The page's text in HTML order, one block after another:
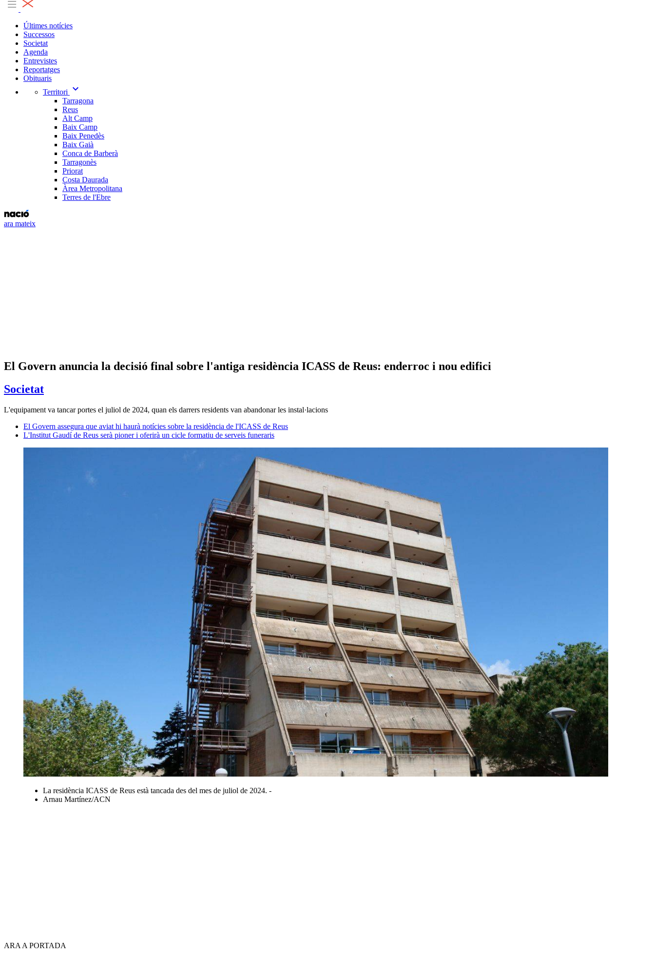
Últimes notícies
Successos
Societat
Agenda
Entrevistes
Reportatges
Obituaris
Territori
expand_more
Tarragona
Reus
Alt Camp
Baix Camp
Baix Penedès
Baix Gaià
Conca de Barberà
Tarragonès
Priorat
Costa Daurada
Àrea Metropolitana
Terres de l'Ebre
ara mateix
El Govern anuncia la decisió final sobre l'antiga residència ICASS de Reus: enderroc i nou edifici
Societat
L'equipament va tancar portes el juliol de 2024, quan els darrers residents van abandonar les instal·lacions
El Govern assegura que aviat hi haurà notícies sobre la residència de l'ICASS de Reus
L'Institut Gaudí de Reus serà pioner i oferirà un cicle formatiu de serveis funeraris
La residència ICASS de Reus està tancada des del mes de juliol de 2024. -
Arnau Martínez/ACN
ARA A PORTADA